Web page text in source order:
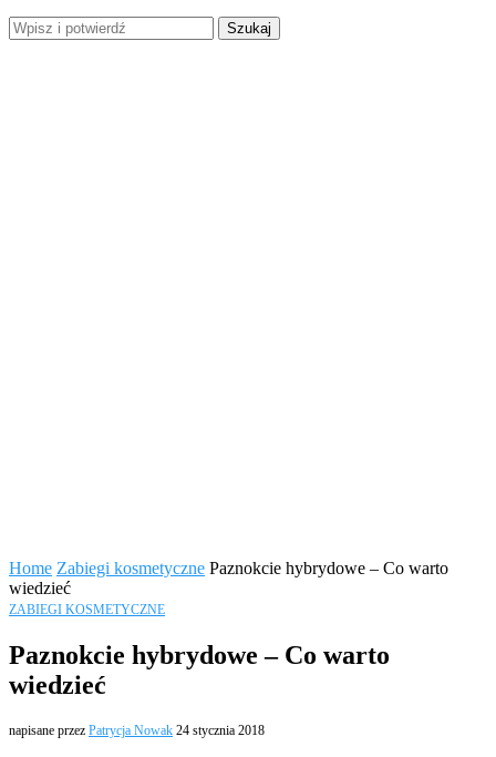
Home Zabiegi kosmetyczne Paznokcie hybrydowe – Co warto
wiedzieć
ZABIEGI KOSMETYCZNE
Paznokcie hybrydowe – Co warto
wiedzieć
napisane przez Patrycja Nowak 24 stycznia 2018